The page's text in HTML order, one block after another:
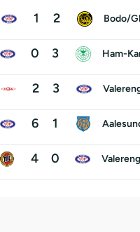
1 2 Bodo/
0 3 Ham-
2 3
6 1
4 0